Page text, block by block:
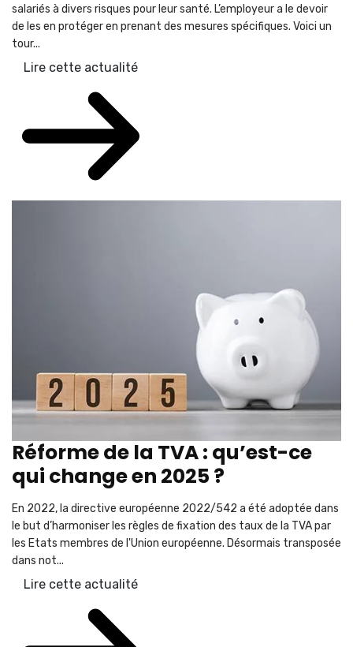
salariés à divers risques pour leur santé. L’employeur a le devoir
de les en protéger en prenant des mesures spécifiques. Voici un
tour...
Lire cette actualité
Réforme de la TVA : qu’est-ce
qui change en 2025 ?
En 2022, la directive européenne 2022/542 a été adoptée dans
le but d’harmoniser les règles de fixation des taux de la TVA par
les Etats membres de l'Union européenne. Désormais transposée
dans not...
Lire cette actualité